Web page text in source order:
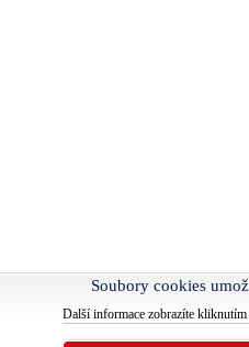
Soubory cookies
Další informace zobrazíte kliknutím